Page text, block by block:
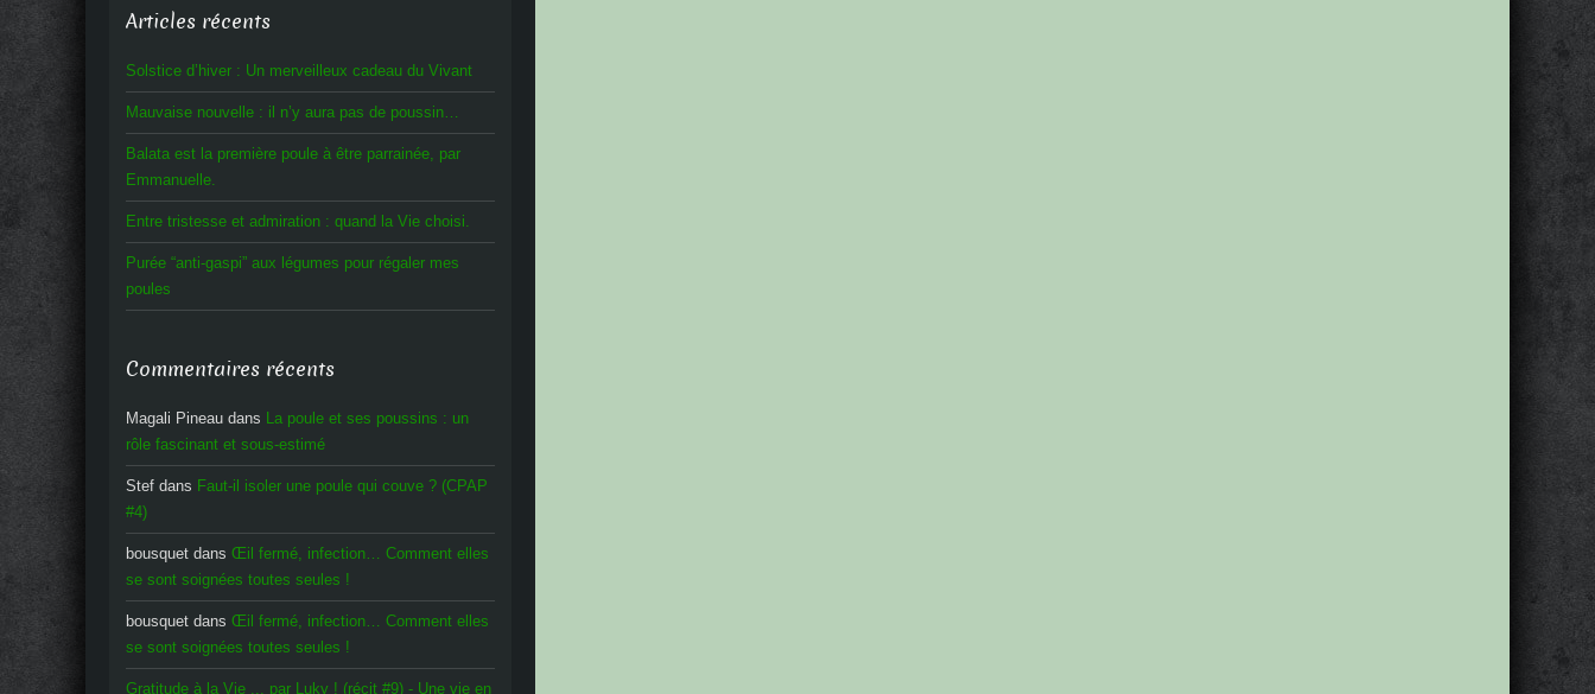
Articles récents
Solstice d’hiver : Un merveilleux cadeau du Vivant
Mauvaise nouvelle : il n’y aura pas de poussin…
Balata est la première poule à être parrainée, par
Emmanuelle.
Entre tristesse et admiration : quand la Vie choisi.
Purée “anti-gaspi” aux légumes pour régaler mes
poules
Commentaires récents
Magali Pineau dans La poule et ses poussins : un
rôle fascinant et sous-estimé
Stef dans Faut-il isoler une poule qui couve ? (CPAP
#4)
bousquet dans Œil fermé, infection… Comment elles
se sont soignées toutes seules !
bousquet dans Œil fermé, infection… Comment elles
se sont soignées toutes seules !
Gratitude à la Vie ... par Luky ! (récit #9) - Une vie en